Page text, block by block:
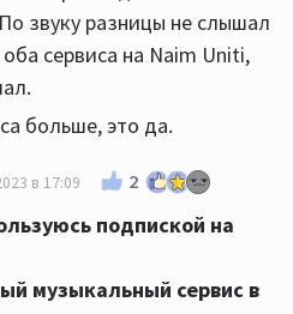
звуку разницы не слышал
сервиса на Naim Uniti,
больше, это да.
в 17:09 2
подпиской на
музыкальный сервис в